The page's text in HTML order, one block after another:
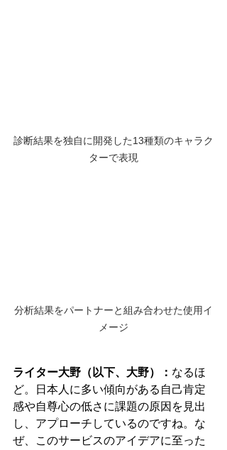
診断結果を独自に開発した13種類のキャラク
ターで表現
分析結果をパートナーと組み合わせた使用イ
メージ
ライター大野（以下、大野）： なるほ
ど。日本人に多い傾向がある自己肯定
感や自尊心の低さに課題の原因を見出
し、アプローチしているのですね。 な
ぜ、このサービスのアイデアに至った